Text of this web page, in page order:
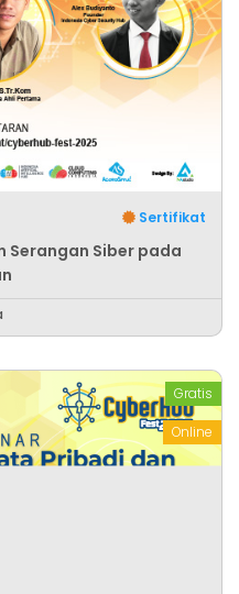
Sertifikat
Serangan Siber pada
Gratis
Online